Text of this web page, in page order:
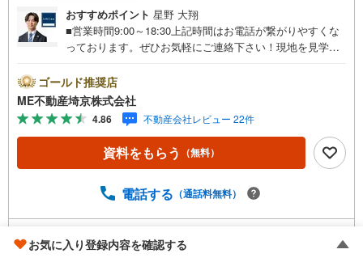
おすすめポイント 星野 大翔
■営業時間9:00～18:30上記時間はお電話が繋がりやすくな
っております。ぜひお気軽にご連絡下さい！現地を見学さ
ご希望の日時をご記入いただけますとスムーズにご案内が
可能です。■ご来店特典1.ご見学、ご来店後にアンケート記
入でもれなく3、000円のQUOカードプレゼント（1組様1回
限り後日郵送）2.未公開の物件情報をご紹介3.不動産ご購
入、ご売却、太陽光発電システムご検討中のお客様、ご紹
介でもれなくQUOカード3、000円分プレゼント更にご紹介
円のご紹介料をお支払いさせて頂きます！詳しくはスタッ
マイカーでも安心！2.チャイルドスペース、授乳室、ベビ
ーベッド完備3.他にもファミリーに優しい『あったら良い
な』がここにある！ミルク用浄水サーバー、紙おむつ、ア
ゴールド推奨店
ME不動産埼京株式会社
4.86 不動産会社レビュー 22件
資料をもらう （無料）
電話する （通話料無料）
取り扱い不動産会社をもっと見る（
お気に入り登録内容を確認する